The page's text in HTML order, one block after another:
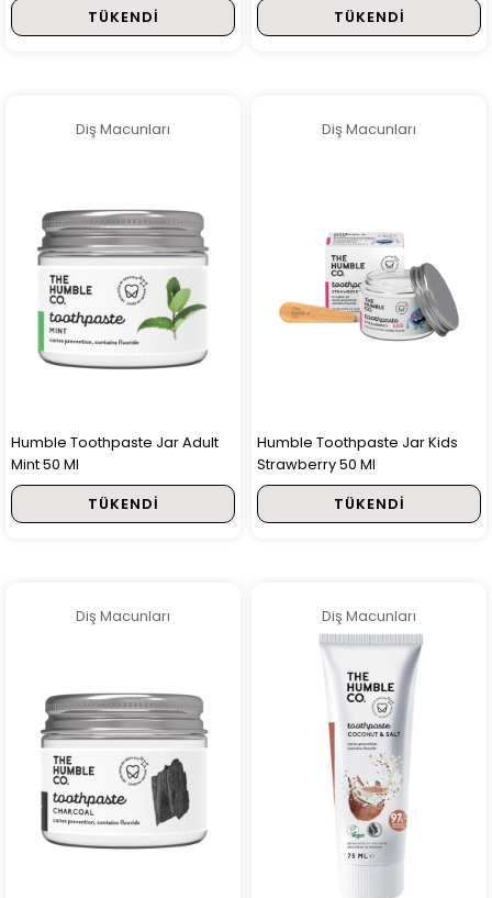
TÜKENDI TÜKENDI
Diş Macunları
Humble Toothpaste Jar Adult
Mint 50 Ml
TÜKENDI
Diş Macunları
Humble Toothpaste Jar Kids
Strawberry 50 Ml
TÜKENDI
Diş Macunları Diş Macunları